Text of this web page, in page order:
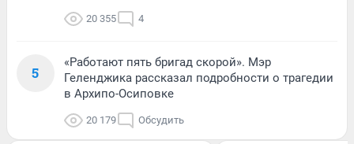
20 355 4
5
«Работают пять бригад скорой». Мэр
Геленджика рассказал подробности о трагедии
в Архипо-Осиповке
20 179 Обсудить